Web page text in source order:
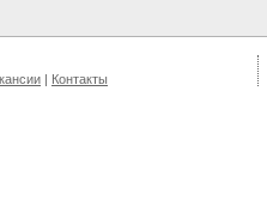
| Контакты